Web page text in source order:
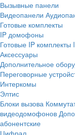
Вызывные панели
Видеопанели
Готовые комплекты
IP домофоны
Готовые IP комплекты
Аксессуары
Дополнительное
Переговорные
Интеркомы
Элтис
Блоки вызова
видеодомофонов
абонентские